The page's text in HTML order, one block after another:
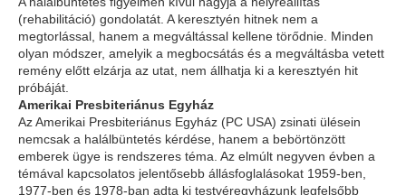
(rehabilitáció) gondolatát. A keresztyén hitnek nem a
megtorlással, hanem a megváltással kellene törődnie. Minden
olyan módszer, amelyik a megbocsátás és a megváltásba vetett
remény előtt elzárja az utat, nem állhatja ki a keresztyén hit
próbáját.
Amerikai Presbiteriánus Egyház
Az Amerikai Presbiteriánus Egyház (PC USA) zsinati ülésein
nemcsak a halálbüntetés kérdése, hanem a bebörtönzött
emberek ügye is rendszeres téma. Az elmúlt negyven évben a
témával kapcsolatos jelentősebb állásfoglalásokat 1959-ben,
1977-ben és 1978-ban adta ki testvéregyházunk legfelsőbb